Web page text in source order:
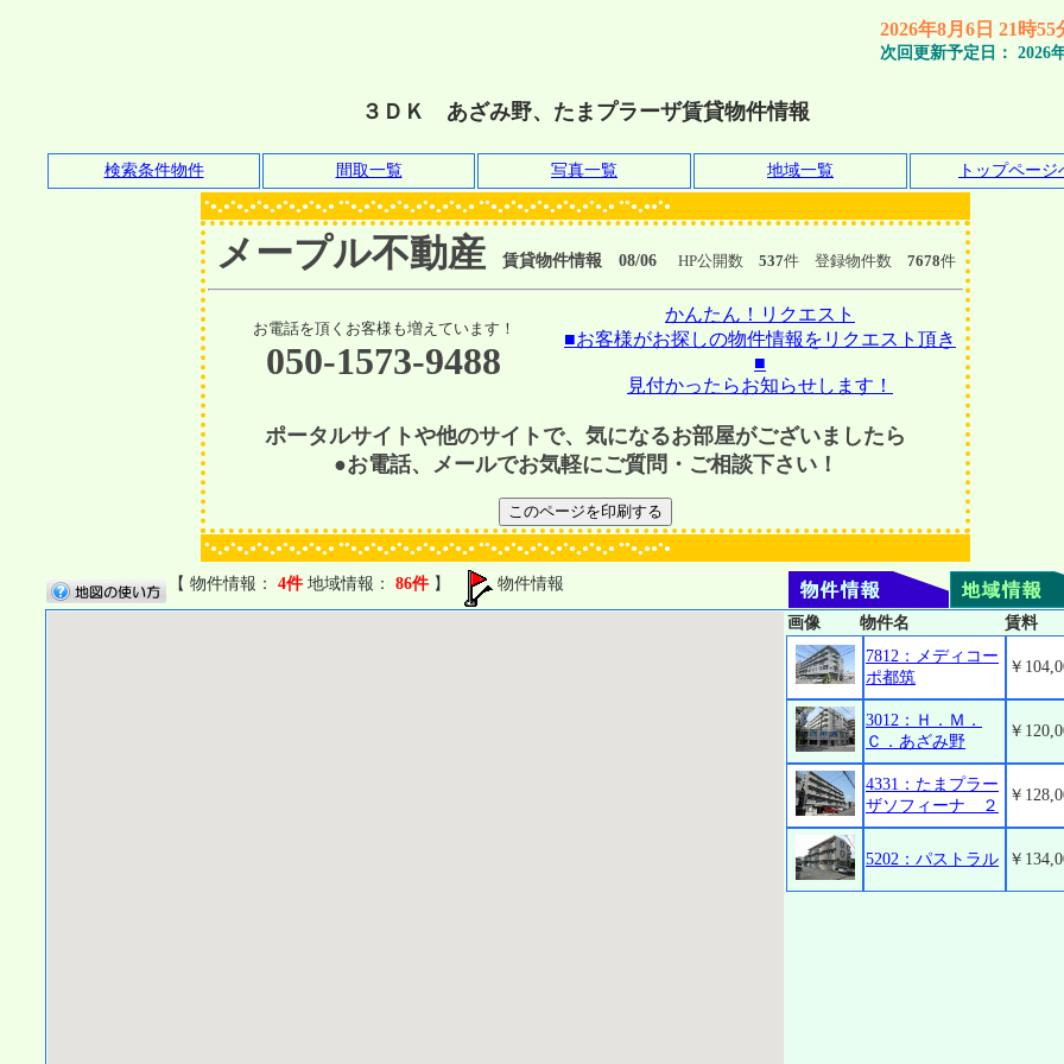
2026年8月6日 21時55
次回更新予定日： 2026
３ＤＫ あざみ野、たまプラーザ賃貸物件情報
検索条件物件 間取一覧 写真一覧 地域一覧 トップページ
● ●● ●● ●● ●● ●● ●● ●● ●● ●● ● ●● ●● ●● ●● ●● ●● ●● ●● ●● ●● ● ●● ●● ●● ●● ●● ●● ●● ●● ●● ●● ● ●● ●● ●●● ●
メープル不動産賃貸物件情報 08/06 HP公開数 537件 登録物件数 7678件
お電話を頂くお客様も増えています！
050-1573-9488
かんたん！リクエスト
■お客様がお探しの物件情報をリクエスト頂き
■
見付かったらお知らせします！
ポータルサイトや他のサイトで、気になるお部屋がございましたら
●お電話、メールでお気軽にご質問・ご相談下さい！
● ●● ●● ●● ●● ●● ●● ●● ●● ●● ● ●● ●● ●● ●● ●● ●● ●● ●● ●● ●● ● ●● ●● ●● ●● ●● ●● ●● ●● ●● ●● ● ●● ●● ●●● ●
【 物件情報： 4件地域情報： 86件】 物件情報
画像 物件名
賃料
7812：メディコー
ポ都筑
￥
3012：Ｈ．Ｍ．
Ｃ．あざみ野
￥
4331：たまプラー
ザソフィーナ ２
￥
5202：パストラル ￥